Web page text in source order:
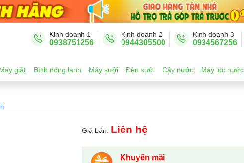
Kinh doanh 1
0938751256
Kinh doanh 2
0944305500
Kinh doanh 3
0934567256
Máy giặt Bình nóng lạnh Máy sưởi Đèn sưởi Cây nước Máy lọc nước
Giá bán: Liên hệ
Khuyến mãi